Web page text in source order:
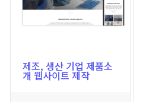
제조, 생산 기업 제품소
개 웹사이트 제작